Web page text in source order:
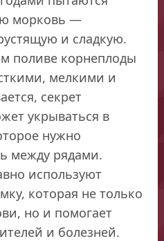
морковь —
и сладкую.
поливе корнеплоды
мелкими и
секрет
укрываться в
нужно
между рядами.
используют
которая не только
но и помогает
и болезней.